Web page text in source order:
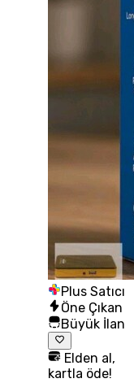
Plus Satıcı
Öne Çıkan
Büyük İlan
Elden al,
kartla öde!